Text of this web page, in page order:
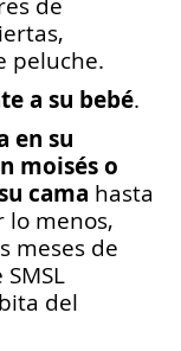
peluche.
a su bebé.
en su
moisés o
cama hasta
lo menos,
meses de
del